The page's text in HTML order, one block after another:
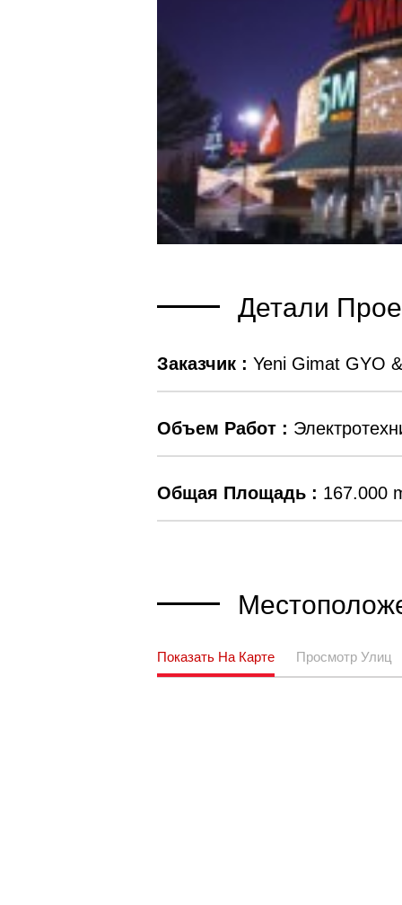
Детали
Заказчик : Yeni Gimat GYO
Объем Работ :
Общая Площадь : 167.000
Показать На Карте Просмотр Улиц